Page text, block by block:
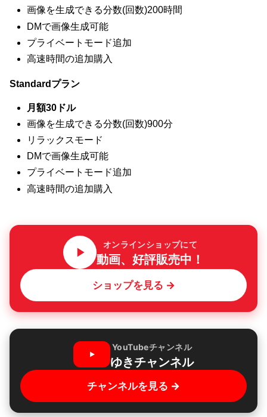
画像を生成できる分数(回数)200時間
DMで画像生成可能
プライベートモード追加
高速時間の追加購入
Standardプラン
月額30ドル
画像を生成できる分数(回数)900分
リラックスモード
DMで画像生成可能
プライベートモード追加
高速時間の追加購入
オンラインショップにて
動画、好評販売中！
ショップを見る →
YouTubeチャンネル
ゆきチャンネル
チャンネルを見る →